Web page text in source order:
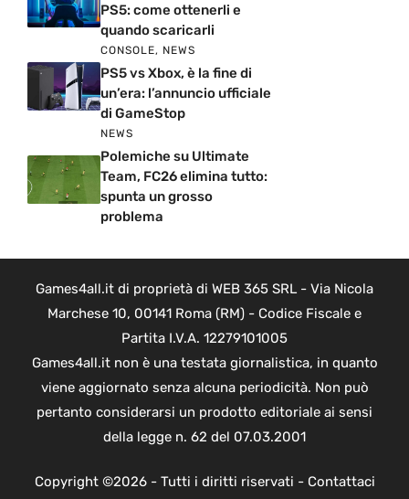
PS5: come ottenerli e
quando scaricarli
CONSOLE, NEWS
PS5 vs Xbox, è la fine di
un’era: l’annuncio ufficiale
di GameStop
NEWS
Polemiche su Ultimate
Team, FC26 elimina tutto:
spunta un grosso
problema
Games4all.it di proprietà di WEB 365 SRL - Via Nicola
Marchese 10, 00141 Roma (RM) - Codice Fiscale e
Partita I.V.A. 12279101005
Games4all.it non è una testata giornalistica, in quanto
viene aggiornato senza alcuna periodicità. Non può
pertanto considerarsi un prodotto editoriale ai sensi
della legge n. 62 del 07.03.2001
Copyright ©2026 - Tutti i diritti riservati - Contattaci